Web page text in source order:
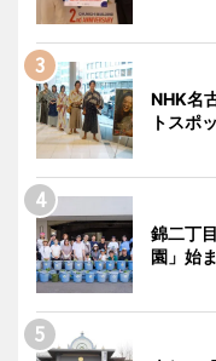
NHK名
トスポ
錦二丁
園」始